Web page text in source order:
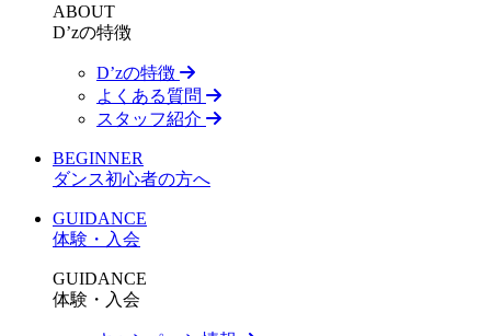
ABOUT
D’zの特徴
D’zの特徴
よくある質問
スタッフ紹介
BEGINNER
ダンス初心者の方へ
GUIDANCE
体験・入会
GUIDANCE
体験・入会